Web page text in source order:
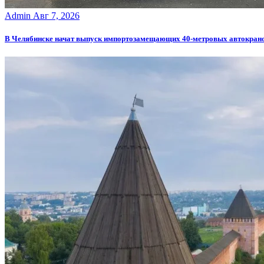
Admin Авг 7, 2026
В Челябинске начат выпуск импортозамещающих 40-метровых